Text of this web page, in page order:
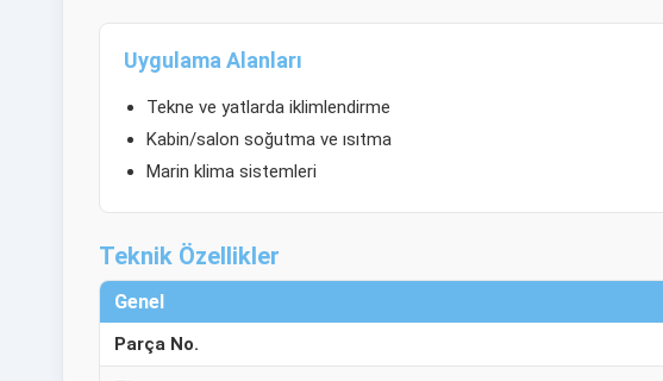
Uygulama Alanları
Tekne ve yatlarda iklimlendirme
Kabin/salon soğutma ve ısıtma
Marin klima sistemleri
Teknik Özellikler
Genel
Parça No.